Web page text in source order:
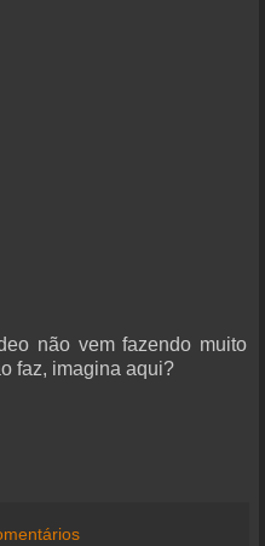
não vem fazendo muito
faz, imagina aqui?